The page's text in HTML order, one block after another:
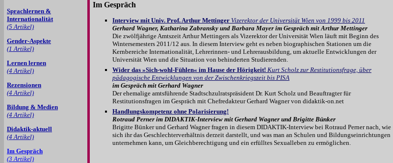
Sprachlernen &
Internationalität
(5 Artikel)
Gender-Aspekte
(1 Artikel)
Lernen lernen
(4 Artikel)
Rezensionen
(4 Artikel)
Bildung & Medien
(4 Artikel)
Didaktik-aktuell
(4 Artikel)
Im Gespräch
(3 Artikel)
Im Gespräch
Interview mit Univ. Prof. Arthur Mettinger Vizerektor der Universität Wien von 1999 bis 2011
Gerhard Wagner, Katharina Zabransky und Barbara Mayer im Gespräch mit Arthur Mettinger
Die zwölfjährige Amtszeit Arthur Mettingers als Vizerektor der Universität Wien läuft mit Beginn des
Wintersemesters 2011/12 aus. In diesem Interview geht es neben biographischen Stationen um die
Kernbereiche Internationalität, Lehrerinnen- und Lehrerausbildung, um aktuelle Entwicklungen der
Universität Wien und die Situation von behinderten Studierenden.
Wider das »Sich-wohl-Fühlen« im Hause der Hörigkeit! Kurt Scholz zur Restitutionsfrage, über
pädagogische Entwicklungen von der Zwischenkriegszeit bis PISA
im Gespräch mit Gerhard Wagner
Der ehemalige amtsführende Stadtschzulratspräsident Dr. Kurt Scholz und Beauftragter für
Restitutionsfragen im Gespräch mit Chefredakteur Gerhard Wagner von didaktik-on.net
Handlungskompetenz ohne Polarisierung!
Rotraud Perner im DIDAKTIK-Interview mit Gerhard Wagner und Brigitte Bünker
Brigitte Bünker und Gerhard Wagner fragen in diesem DIDAKTIK-Interview bei Rotraud Perner nach, wie
sich ihr das Geschlechterverhältnis derzeit darstellt, und was man an Schulen und Bildungseinrichtungen
unternehmen kann, um Gleichberechtigung und ein erfülltes Sexualleben zu ermöglichen.